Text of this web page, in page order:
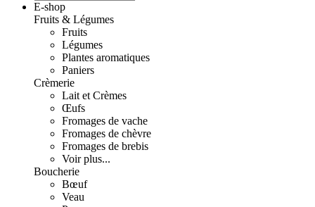
E-shop
Fruits & Légumes
Fruits
Légumes
Plantes aromatiques
Paniers
Crèmerie
Lait et Crèmes
Œufs
Fromages de vache
Fromages de chèvre
Fromages de brebis
Voir plus...
Boucherie
Bœuf
Veau